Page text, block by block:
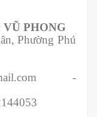
PHONG
Phường Phú
-